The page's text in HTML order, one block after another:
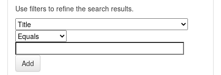
Use filters to refine the search results.